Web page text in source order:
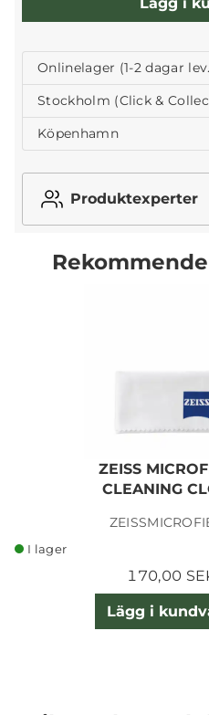
Onlinelager (1-2 dagar
Stockholm (Click &
Köpenhamn
Produktexperter
ZEISS
CLEANING
I lager
170,00
Lägg i